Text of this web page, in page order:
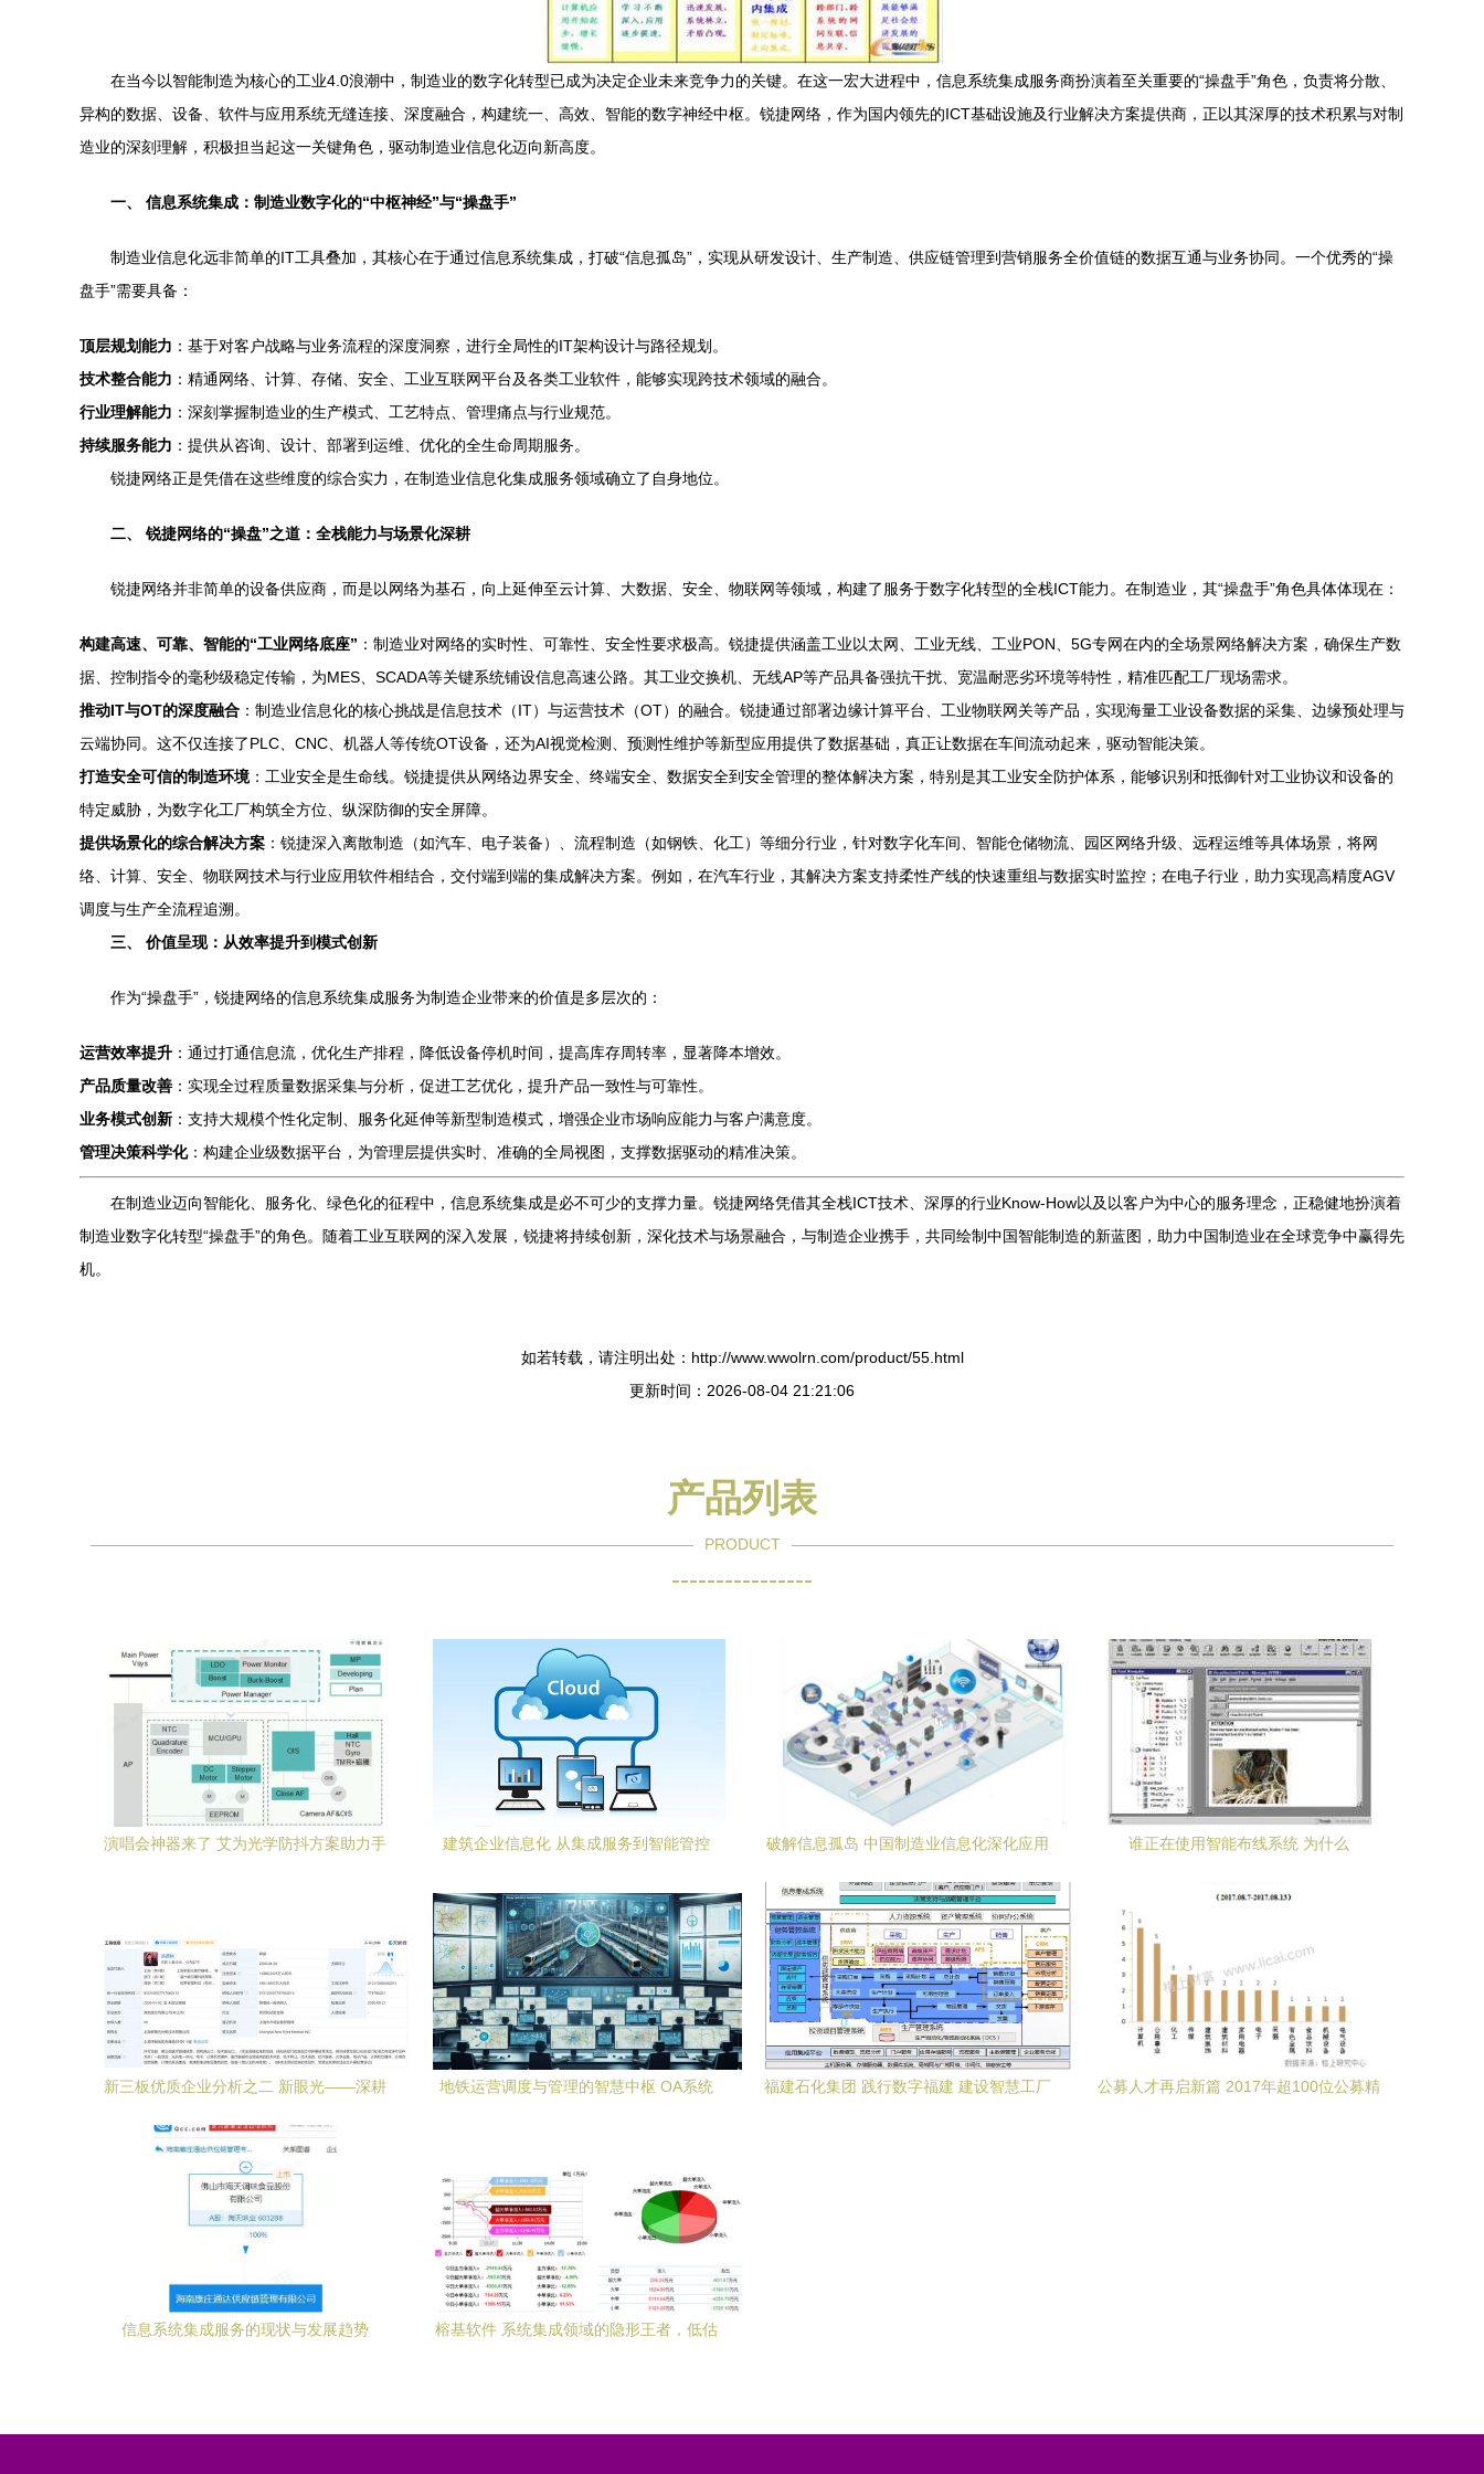
在当今以智能制造为核心的工业4.0浪潮中，制造业的数字化转型已成为决定企业未来竞争力的关键。在这一宏大进程中，信息系统集成服务商扮演着至关重要的“操盘手”角色，负责将分散、
异构的数据、设备、软件与应用系统无缝连接、深度融合，构建统一、高效、智能的数字神经中枢。锐捷网络，作为国内领先的ICT基础设施及行业解决方案提供商，正以其深厚的技术积累与对制
造业的深刻理解，积极担当起这一关键角色，驱动制造业信息化迈向新高度。
一、 信息系统集成：制造业数字化的“中枢神经”与“操盘手”
制造业信息化远非简单的IT工具叠加，其核心在于通过信息系统集成，打破“信息孤岛”，实现从研发设计、生产制造、供应链管理到营销服务全价值链的数据互通与业务协同。一个优秀的“操
盘手”需要具备：
顶层规划能力 ：基于对客户战略与业务流程的深度洞察，进行全局性的IT架构设计与路径规划。
技术整合能力 ：精通网络、计算、存储、安全、工业互联网平台及各类工业软件，能够实现跨技术领域的融合。
行业理解能力 ：深刻掌握制造业的生产模式、工艺特点、管理痛点与行业规范。
持续服务能力 ：提供从咨询、设计、部署到运维、优化的全生命周期服务。
锐捷网络正是凭借在这些维度的综合实力，在制造业信息化集成服务领域确立了自身地位。
二、 锐捷网络的“操盘”之道：全栈能力与场景化深耕
锐捷网络并非简单的设备供应商，而是以网络为基石，向上延伸至云计算、大数据、安全、物联网等领域，构建了服务于数字化转型的全栈ICT能力。在制造业，其“操盘手”角色具体体现在：
构建高速、可靠、智能的“工业网络底座” ：制造业对网络的实时性、可靠性、安全性要求极高。锐捷提供涵盖工业以太网、工业无线、工业PON、5G专网在内的全场景网络解决方案，确保生产数
据、控制指令的毫秒级稳定传输，为MES、SCADA等关键系统铺设信息高速公路。其工业交换机、无线AP等产品具备强抗干扰、宽温耐恶劣环境等特性，精准匹配工厂现场需求。
推动IT与OT的深度融合 ：制造业信息化的核心挑战是信息技术（IT）与运营技术（OT）的融合。锐捷通过部署边缘计算平台、工业物联网关等产品，实现海量工业设备数据的采集、边缘预处理与
云端协同。这不仅连接了PLC、CNC、机器人等传统OT设备，还为AI视觉检测、预测性维护等新型应用提供了数据基础，真正让数据在车间流动起来，驱动智能决策。
打造安全可信的制造环境：工业安全是生命线。锐捷提供从网络边界安全、终端安全、数据安全到安全管理的整体解决方案，特别是其工业安全防护体系，能够识别和抵御针对工业协议和设备的
特定威胁，为数字化工厂构筑全方位、纵深防御的安全屏障。
提供场景化的综合解决方案 ：锐捷深入离散制造（如汽车、电子装备）、流程制造（如钢铁、化工）等细分行业，针对数字化车间、智能仓储物流、园区网络升级、远程运维等具体场景，将网
络、计算、安全、物联网技术与行业应用软件相结合，交付端到端的集成解决方案。例如，在汽车行业，其解决方案支持柔性产线的快速重组与数据实时监控；在电子行业，助力实现高精度AGV
调度与生产全流程追溯。
三、 价值呈现：从效率提升到模式创新
作为“操盘手”，锐捷网络的信息系统集成服务为制造企业带来的价值是多层次的：
运营效率提升 ：通过打通信息流，优化生产排程，降低设备停机时间，提高库存周转率，显著降本增效。
产品质量改善 ：实现全过程质量数据采集与分析，促进工艺优化，提升产品一致性与可靠性。
业务模式创新 ：支持大规模个性化定制、服务化延伸等新型制造模式，增强企业市场响应能力与客户满意度。
管理决策科学化：构建企业级数据平台，为管理层提供实时、准确的全局视图，支撑数据驱动的精准决策。
在制造业迈向智能化、服务化、绿色化的征程中，信息系统集成是必不可少的支撑力量。锐捷网络凭借其全栈ICT技术、深厚的行业Know-How以及以客户为中心的服务理念，正稳健地扮演着
制造业数字化转型“操盘手”的角色。随着工业互联网的深入发展，锐捷将持续创新，深化技术与场景融合，与制造企业携手，共同绘制中国智能制造的新蓝图，助力中国制造业在全球竞争中赢得先
机。
如若转载，请注明出处：http://www.wwolrn.com/product/55.html
更新时间：2026-08-04 21:21:06
产品列表
PRODUCT
----------------
演唱会神器来了 艾为光学防抖方案助力手
建筑企业信息化 从集成服务到智能管控
破解信息孤岛 中国制造业信息化深化应用
谁正在使用智能布线系统 为什么
新三板优质企业分析之二 新眼光——深耕
地铁运营调度与管理的智慧中枢 OA系统
福建石化集团 践行数字福建 建设智慧工厂
公募人才再启新篇 2017年超100位公募精
信息系统集成服务的现状与发展趋势
榕基软件 系统集成领域的隐形王者，低估